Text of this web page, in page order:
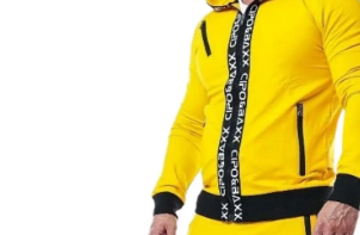
hvězdiček.